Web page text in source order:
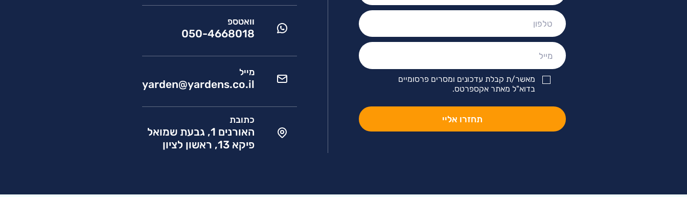
טלפון:
מייל:
מאשר/ת קבלת עדכונים ומסרים פרסומיים
בדוא"ל מאתר אקספרטס.
וואטספ
050-4668018
מייל
yarden@yardens.co.il
כתובת
האורנים 1, גבעת שמואל
פיקא 13, ראשון לציון